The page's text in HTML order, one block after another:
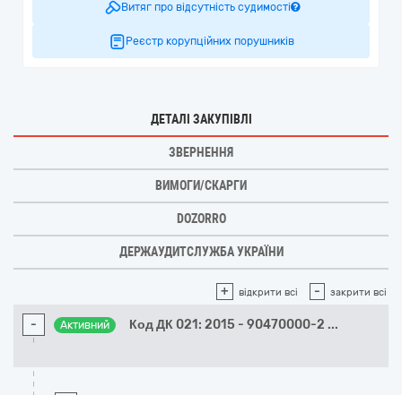
Витяг про відсутність судимості
Реєстр корупційних порушників
ДЕТАЛІ ЗАКУПІВЛІ
ЗВЕРНЕННЯ
ВИМОГИ/СКАРГИ
DOZORRO
ДЕРЖАУДИТСЛУЖБА УКРАЇНИ
+ відкрити всі - закрити всі
- Активний Код ДК 021: 2015 - 90470000-2 ...